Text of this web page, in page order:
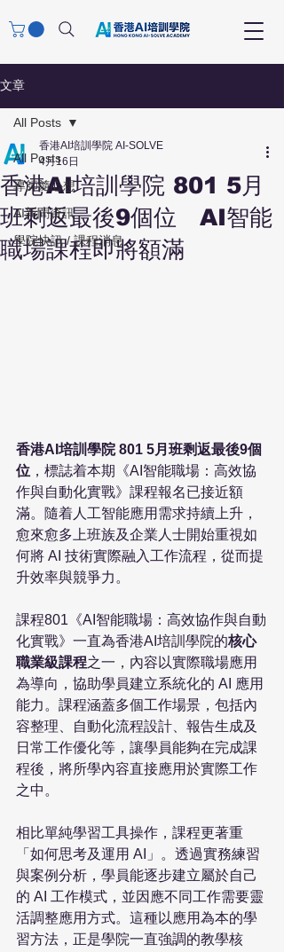
文章
All Posts
導師隨心想
AI新聞資訊
學院快訊 / 課程消息
All Posts
香港AI培訓學院 801 5月
班剩返最後9個位 AI智能
職場課程即將額滿
香港AI培訓學院 AI-SOLVE
4月16日
香港AI培訓學院 801 5月班剩返最後9個
位 ，標誌着本期《AI智能職場：高效協
作與自動化實戰》課程報名已接近額
滿。隨着人工智能應用需求持續上升，
愈來愈多上班族及企業人士開始重視如
何將 AI 技術實際融入工作流程，從而提
升效率與競爭力。
課程801《AI智能職場：高效協作與自動
化實戰》一直為香港AI培訓學院的核心
職業級課程之一，內容以實際職場應用
為導向，協助學員建立系統化的 AI 應用
能力。課程涵蓋多個工作場景，包括內
容整理、自動化流程設計、報告生成及
日常工作優化等，讓學員能夠在完成課
程後，將所學內容直接應用於實際工作
之中。
相比單純學習工具操作，課程更著重
「如何思考及運用 AI」。透過實務練習
與案例分析，學員能逐步建立屬於自己
的 AI 工作模式，並因應不同工作需要靈
活調整應用方式。這種以應用為本的學
習方法，正是學院一直強調的教學核